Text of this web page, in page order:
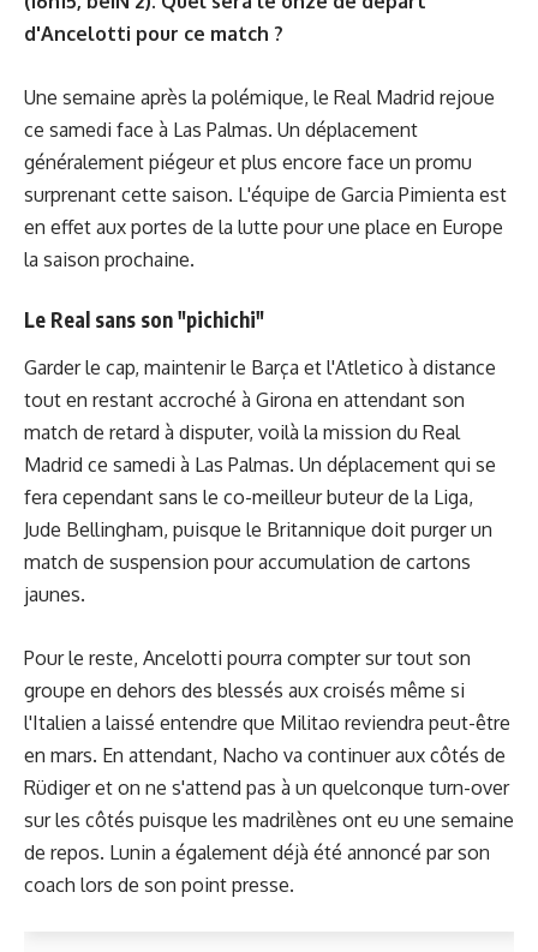
d'Ancelotti pour ce match ?
Une semaine après la polémique, le Real Madrid rejoue
ce samedi face à Las Palmas. Un déplacement
généralement piégeur et plus encore face un promu
surprenant cette saison. L'équipe de Garcia Pimienta est
en effet aux portes de la lutte pour une place en Europe
la saison prochaine.
Le Real sans son "pichichi"
Garder le cap, maintenir le Barça et l'Atletico à distance
tout en restant accroché à Girona en attendant son
match de retard à disputer, voilà la mission du Real
Madrid ce samedi à Las Palmas. Un déplacement qui se
fera cependant sans le co-meilleur buteur de la Liga,
Jude Bellingham, puisque le Britannique doit purger un
match de suspension pour accumulation de cartons
jaunes.
Pour le reste, Ancelotti pourra compter sur tout son
groupe en dehors des blessés aux croisés même si
l'Italien a laissé entendre que Militao reviendra peut-être
en mars. En attendant, Nacho va continuer aux côtés de
Rüdiger et on ne s'attend pas à un quelconque turn-over
sur les côtés puisque les madrilènes ont eu une semaine
de repos. Lunin a également déjà été annoncé par son
coach lors de son point presse.